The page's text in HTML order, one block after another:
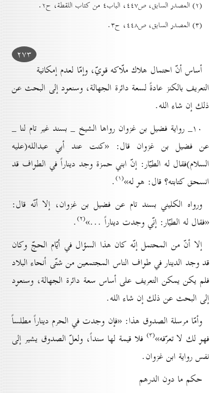
(۲) المصدر السابق، ص٤٤۷، الباب٤ من كتاب اللقطة، ح۲.
(۳) المصدر السابق، ص٤٤۸، ح۳.
۲۷۳
أساس أنّ احتمال هلاك ملّاكه قويّ، وإمّا لعدم إمكانية
التعريف بالكنز عادةً لسعة دائرة الجهالة، وسنعود إلى البحث عن
ذلك إن شاء الله.
۱٠_ رواية فضيل بن غزوان رواها الشيخ _ بسند غير تام لنا _
عن فضيل بن غزوان قال: «كنت عند أبي عبدالله(علیه
السلام)فقال له الطيّار: إنّ ابني حمزة وجد ديناراً في الطواف قد
انسحق كتابته؟ قال: هو له»(۱) .
ورواه الكليني بسند تام عن فضيل بن غزوان، إلا أنّه قال:
«فقال له الطيّار: إنّي وجدت ديناراً ...»(۲) .
إلا أنّ من المحتمل إنّه كان هذا السؤال في أيّام الحجّ وكان
قد وجد الدينار في طواف الناس المجتمعين من شتّى أنحاء البلاد
فلم يكن يمكن التعريف على أساس سعة دائرة الجهالة، وسنعود
إلى البحث عن ذلك إن شاء الله.
وأمّا مرسلة الصدوق هذا: «فإن وجدت في الحرم ديناراً مطلساً
فهو لك لا تعرّفه»(۳)
فلا قيمة لها سنداً، ولعلّ الصدوق يشير إلى
نفس رواية ابن غزوان.
حکم ما دون الدرهم